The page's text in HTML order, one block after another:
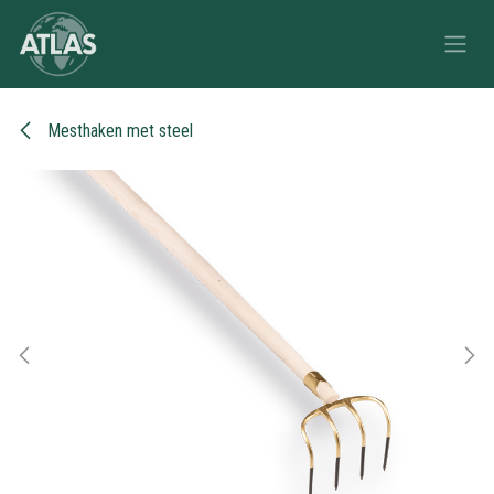
Overslaan naar inhoud
Mesthaken met steel